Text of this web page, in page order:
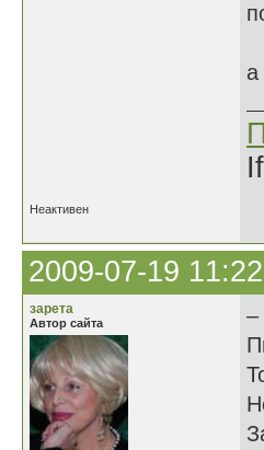
а
Неактивен
2009-07-19
зарета
Автор сайта
–